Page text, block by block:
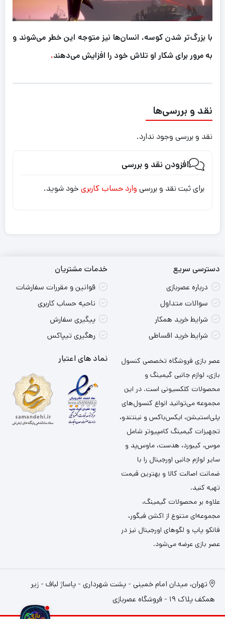
با بزرگ‌تر شدن کوسه، انسان‌ها نیز متوجه این خطر می‌شوند و
به مرور برای شکار او تلاش خود را افزایش می‌دهند.
نقد و بررسی‌ها
نقد و بررسی وجود ندارد.
افزودن نقد و بررسی
برای ثبت نقد و بررسی وارد حساب کاربری خود شوید.
دسترسی سریع
درباره عصربازی
سوالات متداول
شرایط خرید همکار
شرایط خرید اقساطی
خدمات مشتریان
قوانین و مقررات سفارشات
ناحیه حساب کاربری
پیگیری سفارش
رهگیری تیپاکس
عصر بازی فروشگاه تخصصی کنسول
بازی، لوازم جانبی گیمینگ و
محصولات کلکسیونی است. در این
مجموعه می‌توانید انواع کنسول‌های
پلی‌استیشن، ایکس‌باکس و نینتندو،
تجهیزات گیمینگ کامپیوتر شامل
موس، کیبورد، هدست، ماوس‌پد و
سایر لوازم جانبی اورجینال را با
ضمانت اصالت کالا و بهترین قیمت
تهیه کنید.
علاوه بر محصولات گیمینگ،
مجموعه‌ای متنوع از اکشن فیگور،
فانکو پاپ و لگوهای اورجینال نیز در
عصر بازی عرضه می‌شود.
نماد های اعتبار
تهران، میدان امام خمینی - پشت شهرداری - پاساژ لباف - زیر
همکف پلاک 19 - فروشگاه عصربازی